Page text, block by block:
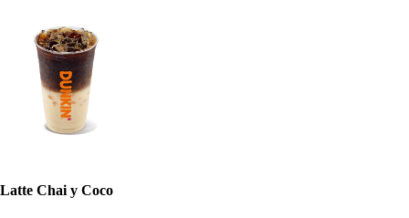
Latte Chai y Coco